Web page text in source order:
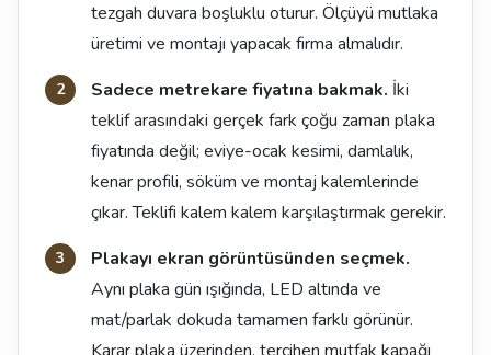
tezgah duvara boşluklu oturur. Ölçüyü mutlaka
üretimi ve montajı yapacak firma almalıdır.
Sadece metrekare fiyatına bakmak. İki
teklif arasındaki gerçek fark çoğu zaman plaka
fiyatında değil; eviye-ocak kesimi, damlalık,
kenar profili, söküm ve montaj kalemlerinde
çıkar. Teklifi kalem kalem karşılaştırmak gerekir.
Plakayı ekran görüntüsünden seçmek.
Aynı plaka gün ışığında, LED altında ve
mat/parlak dokuda tamamen farklı görünür.